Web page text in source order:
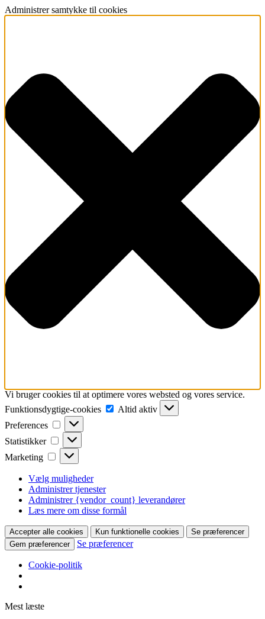
Administrer samtykke til cookies
Vi bruger cookies til at optimere vores websted og vores service.
Funktionsdygtige-cookies
Funktionsdygtige-
cookies
Altid aktiv
Preferences
Preferences
Statistikker Statistikker
Marketing Marketing
Vælg muligheder
Administrer tjenester
Administrer {vendor_count} leverandører
Læs mere om disse formål
Accepter alle cookies Kun funktionelle cookies
Se præferencer
Gem præferencer
Se præferencer
Cookie-politik
Mest læste